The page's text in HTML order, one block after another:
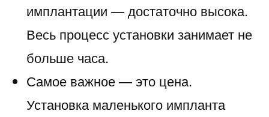
имплантации — достаточно высока.
Весь процесс установки занимает не
больше часа.
Самое важное — это цена.
Установка маленького импланта